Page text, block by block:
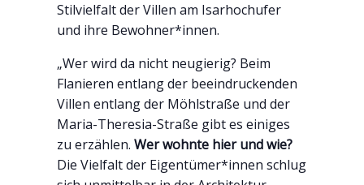
Stilvielfalt der Villen am Isarhochufer
und ihre Bewohner*innen.
„Wer wird da nicht neugierig? Beim
Flanieren entlang der beeindruckenden
Villen entlang der Möhlstraße und der
Maria-Theresia-Straße gibt es einiges
zu erzählen. Wer wohnte hier und wie?
Die Vielfalt der Eigentümer*innen schlug